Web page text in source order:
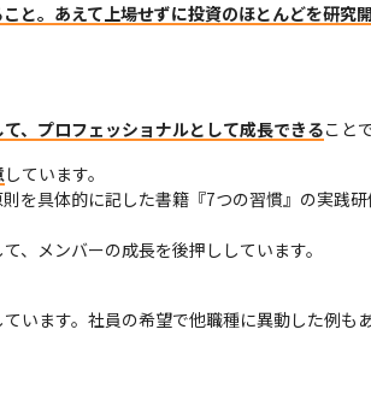
と。あえて上場せずに投資のほとんどを研究
、プロフェッショナルとして成長できること
しています。
を具体的に記した書籍『7つの習慣』の実践
、メンバーの成長を後押ししています。
います。社員の希望で他職種に異動した例も